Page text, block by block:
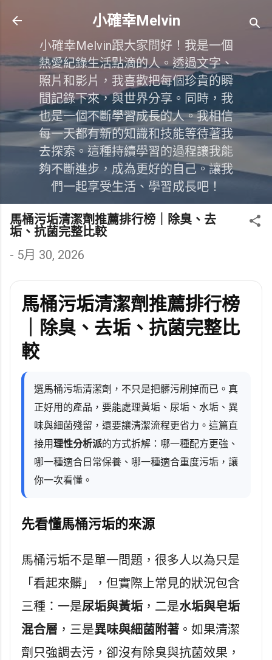
跳到主要內容
小確幸Melvin
小確幸Melvin跟大家問好！我是一個
熱愛紀錄生活點滴的人。透過文字、
照片和影片，我喜歡把每個珍貴的瞬
間記錄下來，與世界分享。同時，我
也是一個不斷學習成長的人。我相信
每一天都有新的知識和技能等待著我
去探索。這種持續學習的過程讓我能
夠不斷進步，成為更好的自己。讓我
們一起享受生活、學習成長吧！
馬桶污垢清潔劑推薦排行榜｜除臭、去
垢、抗菌完整比較
- 5月 30, 2026
馬桶污垢清潔劑推薦排行榜
｜除臭、去垢、抗菌完整比
較
選馬桶污垢清潔劑，不只是把髒污刷掉而已。真
正好用的產品，要能處理黃垢、尿垢、水垢、異
味與細菌殘留，還要讓清潔流程更省力。這篇直
接用理性分析派的方式拆解：哪一種配方更強、
哪一種適合日常保養、哪一種適合重度污垢，讓
你一次看懂。
先看懂馬桶污垢的來源
馬桶污垢不是單一問題，很多人以為只是
「看起來髒」，但實際上常見的狀況包含
三種：一是尿垢與黃垢 ，二是水垢與皂垢
混合層 ，三是異味與細菌附著 。如果清潔
劑只強調去污，卻沒有除臭與抗菌效果，